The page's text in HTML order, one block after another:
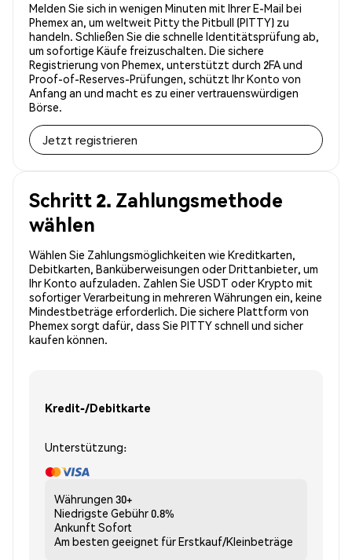
Melden Sie sich in wenigen Minuten mit Ihrer E-Mail bei
Phemex an, um weltweit Pitty the Pitbull (PITTY) zu
handeln. Schließen Sie die schnelle Identitätsprüfung ab,
um sofortige Käufe freizuschalten. Die sichere
Registrierung von Phemex, unterstützt durch 2FA und
Proof-of-Reserves-Prüfungen, schützt Ihr Konto von
Anfang an und macht es zu einer vertrauenswürdigen
Börse.
Jetzt registrieren
Schritt 2. Zahlungsmethode
wählen
Wählen Sie Zahlungsmöglichkeiten wie Kreditkarten,
Debitkarten, Banküberweisungen oder Drittanbieter, um
Ihr Konto aufzuladen. Zahlen Sie USDT oder Krypto mit
sofortiger Verarbeitung in mehreren Währungen ein, keine
Mindestbeträge erforderlich. Die sichere Plattform von
Phemex sorgt dafür, dass Sie PITTY schnell und sicher
kaufen können.
Kredit-/Debitkarte
Unterstützung:
Währungen 30+
Niedrigste Gebühr0.8%
Ankunft Sofort
Am besten geeignet fürErstkauf/Kleinbeträge